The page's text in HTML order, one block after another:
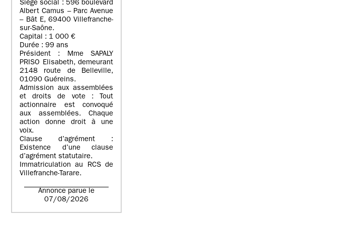
Siège social : 596 boulevard
Albert Camus – Parc Avenue
– Bât E, 69400 Villefranche-
sur-Saône.
Capital : 1 000 €
Durée : 99 ans
Président : Mme SAPALY
PRISO Elisabeth, demeurant
2148 route de Belleville,
01090 Guéreins.
Admission aux assemblées
et droits de vote : Tout
actionnaire est convoqué
aux assemblées. Chaque
action donne droit à une
voix.
Clause d’agrément :
Existence d’une clause
d’agrément statutaire.
Immatriculation au RCS de
Villefranche-Tarare.
Annonce parue le
07/08/2026